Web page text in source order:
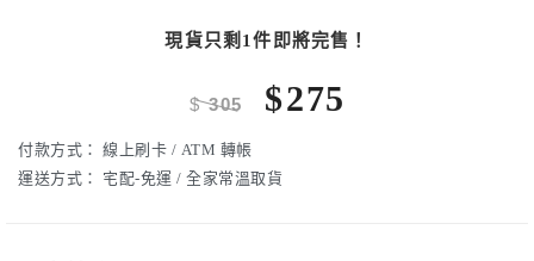
現貨只剩1件即將完售！
$305 $275
付款方式： 線上刷卡 / ATM 轉帳
運送方式：
宅配-免運 / 全家常溫取貨